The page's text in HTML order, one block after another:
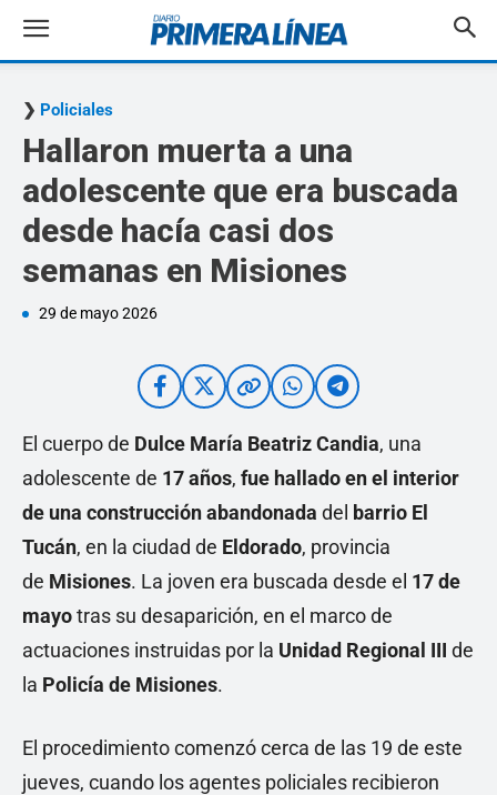
Policiales
Hallaron muerta a una
adolescente que era buscada
desde hacía casi dos
semanas en Misiones
29 de mayo 2026
El cuerpo de Dulce María Beatriz Candia, una
adolescente de 17 años, fue hallado en el interior
de una construcción abandonada del barrio El
Tucán, en la ciudad de Eldorado, provincia
de Misiones. La joven era buscada desde el 17 de
mayotras su desaparición, en el marco de
actuaciones instruidas por la Unidad Regional III de
la Policía de Misiones.
El procedimiento comenzó cerca de las 19 de este
jueves, cuando los agentes policiales recibieron